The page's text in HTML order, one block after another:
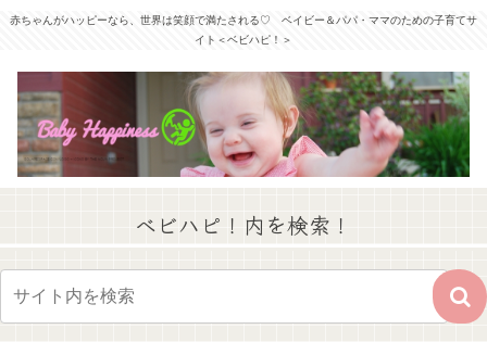
赤ちゃんがハッピーなら、世界は笑顔で満たされる♡ ベイビー＆パパ・ママのための子育てサ
イト＜ベビハピ！＞
ベビハピ！内を検索！